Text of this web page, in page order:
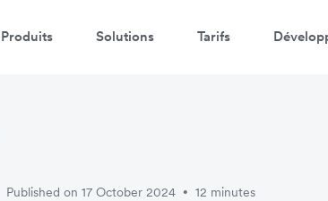
Produits Solutions Tarifs
Published on 17 October 2024 • 12 minutes